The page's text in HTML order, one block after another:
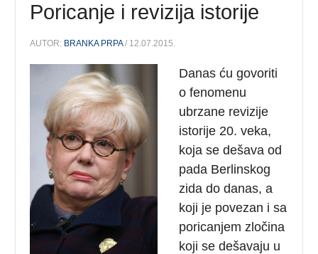
Poricanje i revizija istorije
AUTOR: BRANKA PRPA/ 12.07.2015.
Danas ću govoriti
o fenomenu
ubrzane revizije
istorije 20. veka,
koja se dešava od
pada Berlinskog
zida do danas, a
koji je povezan i sa
poricanjem zločina
koji se dešavaju u